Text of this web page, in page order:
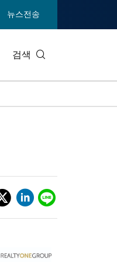
뉴스전송
검색